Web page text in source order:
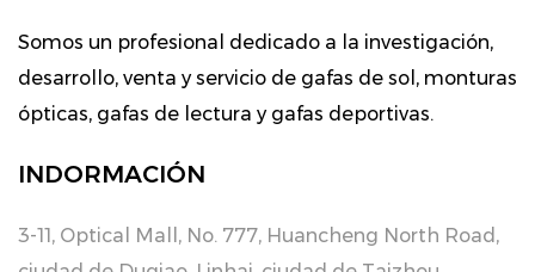
Somos un profesional dedicado a la investigación,
desarrollo, venta y servicio de gafas de sol, monturas
ópticas, gafas de lectura y gafas deportivas.
INDORMACIÓN
3-11, Optical Mall, No. 777, Huancheng North Road,